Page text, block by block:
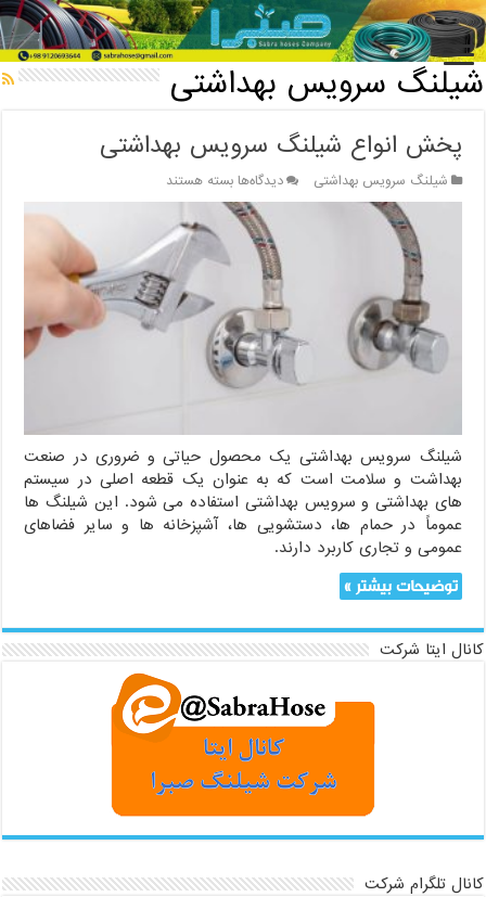
خانه / شیلنگ سرویس بهداشتی
شیلنگ سرویس بهداشتی
پخش انواع شیلنگ سرویس بهداشتی
شیلنگ سرویس بهداشتی دیدگاه‌هابرای
پخش
انواع
شیلنگ
سرویس
بهداشتی
بسته هستند
شیلنگ سرویس بهداشتی یک محصول حیاتی و ضروری در صنعت
بهداشت و سلامت است که به عنوان یک قطعه اصلی در سیستم
های بهداشتی و سرویس بهداشتی استفاده می شود. این شیلنگ ها
عموماً در حمام ها، دستشویی ها، آشپزخانه ها و سایر فضاهای
عمومی و تجاری کاربرد دارند.
توضیحات بیشتر »
کانال ایتا شرکت
کانال تلگرام شرکت